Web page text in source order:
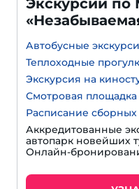
Экскурсии
Автобусные
Теплоходные
Экскурсия на
Смотровая
Расписание
Аккредитованные
автопарк новейших
Онлайн-